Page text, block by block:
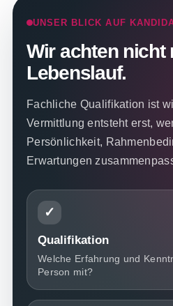
UNSER BLICK AUF
Wir achten nicht
Lebenslauf.
Fachliche Qualifikation ist
Vermittlung entsteht erst,
Persönlichkeit,
Erwartungen
✓
Qualifikation
Welche Erfahrung und
Person mit?